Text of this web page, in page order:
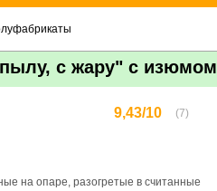
с жару" с
9,43/10
(7)
на опаре, разогретые в считанные